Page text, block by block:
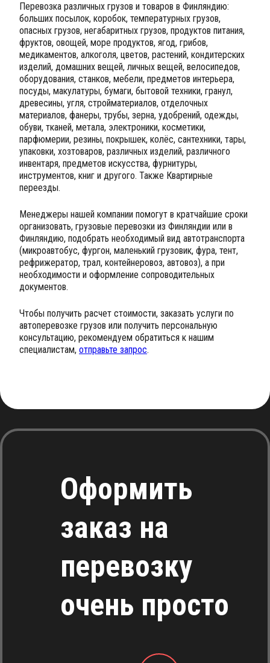
Перевозка различных грузов и товаров в Финляндию:
больших посылок, коробок, температурных грузов,
опасных грузов, негабаритных грузов, продуктов питания,
фруктов, овощей, море продуктов, ягод, грибов,
медикаментов, алкоголя, цветов, растений, кондитерских
изделий, домашних вещей, личных вещей, велосипедов,
оборудования, станков, мебели, предметов интерьера,
посуды, макулатуры, бумаги, бытовой техники, гранул,
древесины, угля, стройматериалов, отделочных
материалов, фанеры, трубы, зерна, удобрений, одежды,
обуви, тканей, метала, электроники, косметики,
парфюмерии, резины, покрышек, колёс, сантехники, тары,
упаковки, хозтоваров, различных изделий, различного
инвентаря, предметов искусства, фурнитуры,
инструментов, книг и другого. Также Квартирные
переезды.
Менеджеры нашей компании помогут в кратчайшие сроки
организовать, грузовые перевозки из Финляндии или в
Финляндию, подобрать необходимый вид автотранспорта
(микроавтобус, фургон, маленький грузовик, фура, тент,
рефрижератор, трал, контейнеровоз, автовоз), а при
необходимости и оформление сопроводительных
документов.
Чтобы получить расчет стоимости, заказать услуги по
автоперевозке грузов или получить персональную
консультацию, рекомендуем обратиться к нашим
специалистам, отправьте запрос.
Оформить
заказ на
перевозку
очень просто